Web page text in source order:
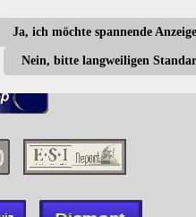
Ja, ich möchte spannende
Nein, bitte langweiligen